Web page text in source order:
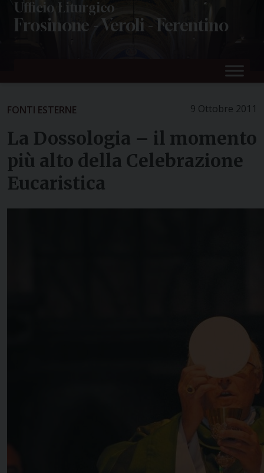
SkipUfficio Liturgico
Frosinone - Veroli - Ferentino
9 Ottobre 2011
FONTI ESTERNE
La Dossologia – il momento
più alto della Celebrazione
Eucaristica